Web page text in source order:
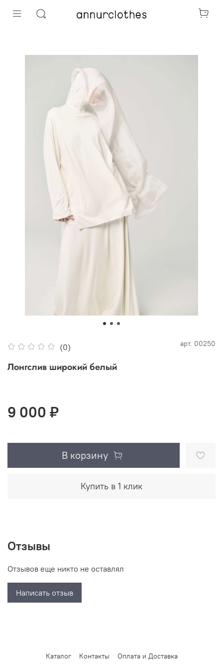
(0) арт. 00250
Лонгслив широкий белый
9 000 ₽
В корзину
Купить в 1 клик
Отзывы
Отзывов еще никто не оставлял
Написать отзыв
Каталог Контакты
Оплата и Доставка